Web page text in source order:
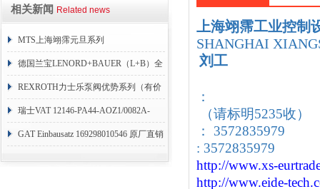
相关新闻 Related news
MTS上海翊霈元旦系列
RHM3050MR081A01
德国兰宝LENORD+BAUER（L+B）全
系列编码器
REXROTH力士乐泵阀优势系列（有价
目表）
瑞士VAT 12146-PA44-AOZ1/0082A-
1173938
GAT Einbausatz 169298010546 原厂直销
上海翊霈工业控制
SHANGHAI
刘工
：
（请标明5235收）
： 3572835979
: 3572835979
http://www.xs-
http://www.eide-tech